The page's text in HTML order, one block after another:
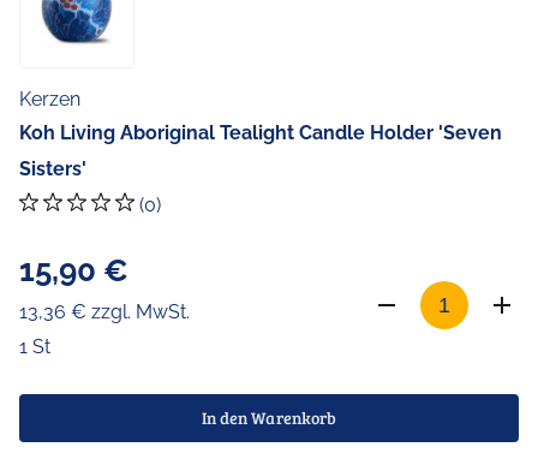
Kerzen
Koh Living Aboriginal Tealight Candle Holder 'Seven
Sisters'
(0)
15,90 €
13,36 € zzgl. MwSt.
1 St
In den Warenkorb